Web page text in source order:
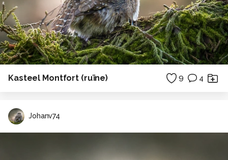
Kasteel Montfort (ruïne) 9 4
Johanv74